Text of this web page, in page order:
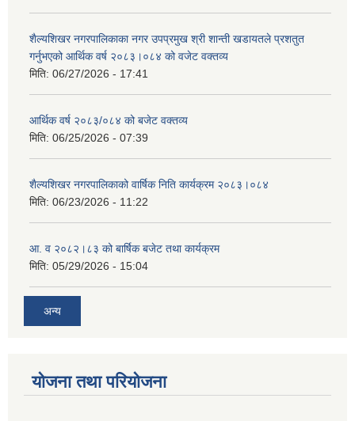
शैल्यशिखर नगरपालिकाका नगर उपप्रमुख श्री शान्ती खडायतले प्रशतुत
गर्नुभएको आर्थिक वर्ष २०८३।०८४ को वजेट वक्तव्य
मिति: 06/27/2026 - 17:41
आर्थिक वर्ष २०८३/०८४ को बजेट वक्तव्य
मिति: 06/25/2026 - 07:39
शैल्यशिखर नगरपालिकाको वार्षिक निति कार्यक्रम २०८३।०८४
मिति: 06/23/2026 - 11:22
आ. व २०८२।८३ को बार्षिक बजेट तथा कार्यक्रम
मिति: 05/29/2026 - 15:04
अन्य
योजना तथा परियोजना